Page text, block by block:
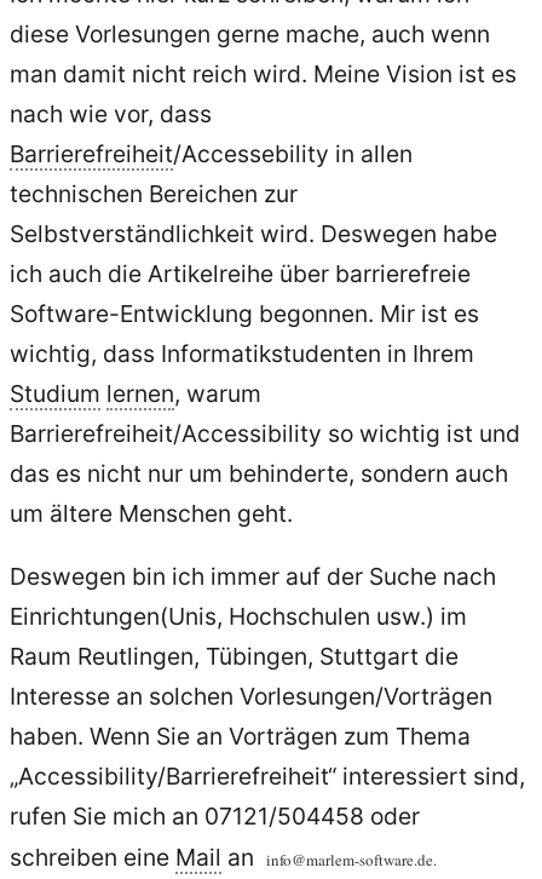
diese Vorlesungen gerne mache, auch wenn
man damit nicht reich wird. Meine Vision ist es
nach wie vor, dass
Barrierefreiheit/Accessebility in allen
technischen Bereichen zur
Selbstverständlichkeit wird. Deswegen habe
ich auch die Artikelreihe über barrierefreie
Software-Entwicklung begonnen. Mir ist es
wichtig, dass Informatikstudenten in Ihrem
Studium lernen, warum
Barrierefreiheit/Accessibility so wichtig ist und
das es nicht nur um behinderte, sondern auch
um ältere Menschen geht.
Deswegen bin ich immer auf der Suche nach
Einrichtungen(Unis, Hochschulen usw.) im
Raum Reutlingen, Tübingen, Stuttgart die
Interesse an solchen Vorlesungen/Vorträgen
haben. Wenn Sie an Vorträgen zum Thema
„Accessibility/Barrierefreiheit“ interessiert sind,
rufen Sie mich an 07121/504458 oder
schreiben eine Mail an info@marlem-software.de.